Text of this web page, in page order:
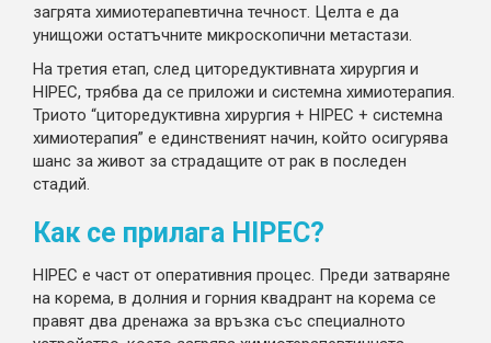
загрята химиотерапевтична течност. Целта е да
унищожи остатъчните микроскопични метастази.
На третия етап, след циторедуктивната хирургия и
HIPEC, трябва да се приложи и системна химиотерапия.
Триото “циторедуктивна хирургия + HIPEC + системна
химиотерапия” е единственият начин, който осигурява
шанс за живот за страдащите от рак в последен
стадий.
Как се прилага HIPEC?
HIPEC е част от оперативния процес. Преди затваряне
на корема, в долния и горния квадрант на корема се
правят двa дренажa за връзка със специалното